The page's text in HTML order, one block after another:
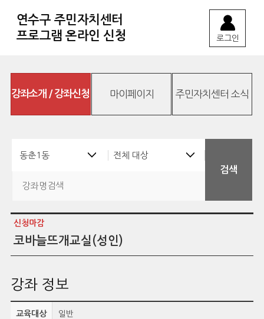
연수구 주민자치센터
프로그램 온라인 신청
로그인
강좌소개 / 강좌신청 마이페이지 주민자치센터 소식
코바늘뜨개교실(성인)
신청마감
강좌 정보
교육대상 일반